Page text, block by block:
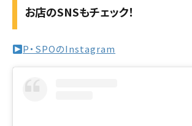
お店のSNSもチェック！
P・SPOのInstagram